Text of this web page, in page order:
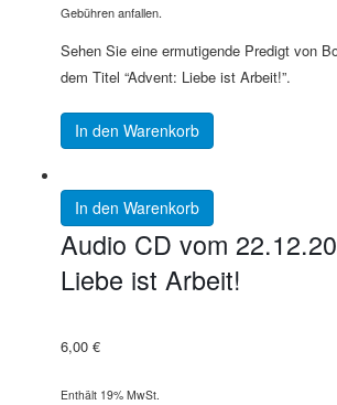
Gebühren anfallen.
Sehen Sie eine ermutigende Predigt von
dem Titel “Advent: Liebe ist Arbeit!”.
In den Warenkorb
In den Warenkorb
Audio CD vom
Liebe ist Arbeit!
6,00 €
Enthält 19% MwSt.